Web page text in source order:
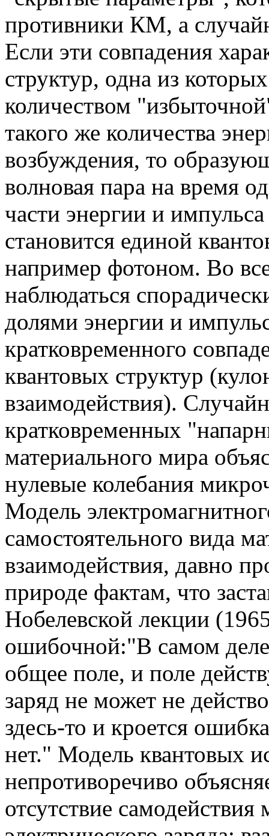
противники КМ, а
Если эти совпадения
структур, одна из
количеством
такого же количества
возбуждения, то
волновая пара на время
части энергии и
становится единой
например фотоном. Во
наблюдаться
долями энергии и
кратковременного
квантовых структур
взаимодействия).
кратковременных
материального мира
нулевые колебания
Модель
самостоятельного вида
взаимодействия, давно
природе фактам, что
Нобелевской лекции
ошибочной:"В самом
общее поле, и поле
заряд не может не
здесь-то и кроется
нет." Модель квантовых
непротиворечиво
отсутствие